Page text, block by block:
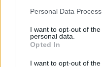
Please note that this
not limited to your visit or
grant or deny consent to
use your data for below
consent section.
Personal Data
I want to opt-out of
personal data.
Opted In
I want to opt-out of
FLASH FOCUS